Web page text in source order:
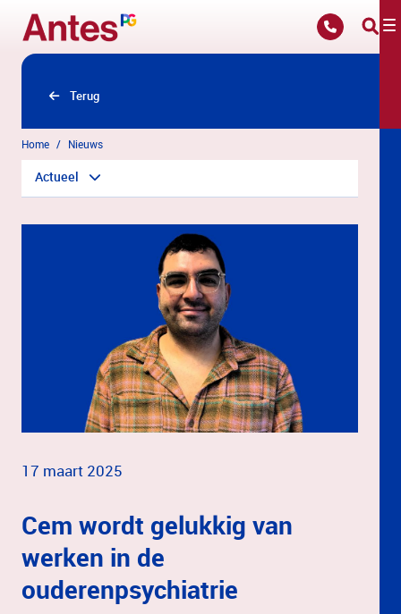
Overslaan en naar hoofdinhoud gaan
Terug
Home Nieuws
Actueel
17 maart 2025
Cem wordt gelukkig van
werken in de
ouderenpsychiatrie